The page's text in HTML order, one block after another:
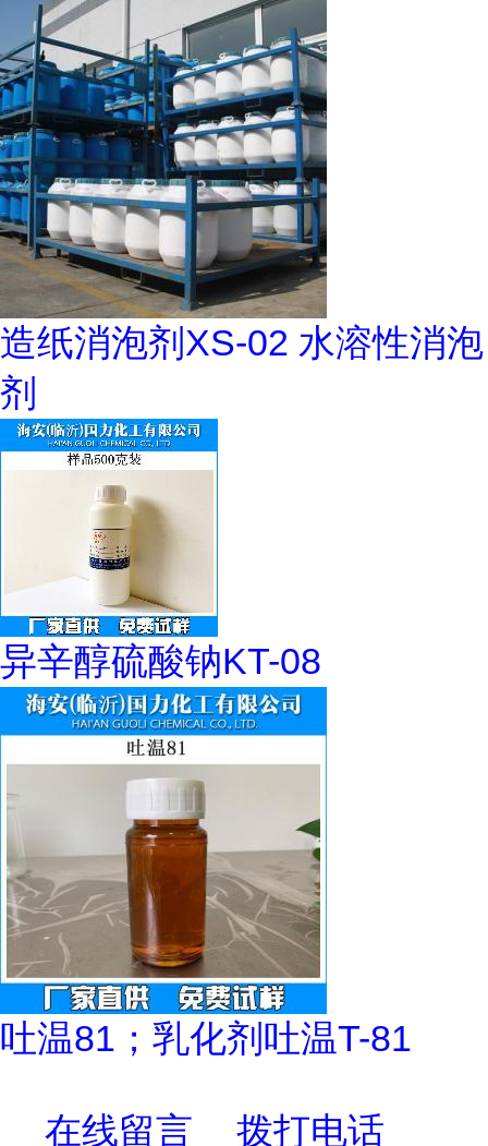
造纸消泡剂XS-02 水溶性消泡
剂
异辛醇硫酸钠KT-08
吐温81；乳化剂吐温T-81
在线留言 拨打电话